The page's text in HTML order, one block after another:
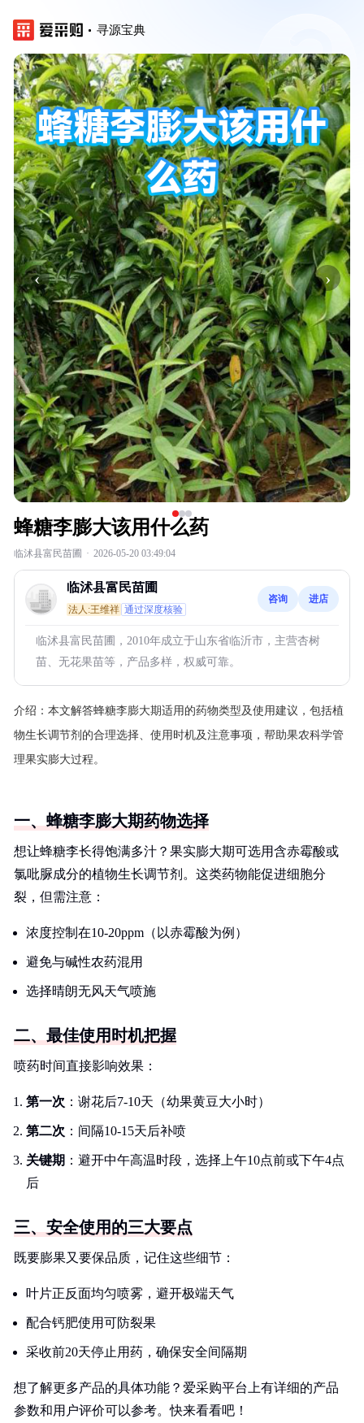
寻源宝典
‹ ›
蜂糖李膨大该用什么药
临沭县富民苗圃 · 2026-05-20 03:49:04
临沭县富民苗圃
法人:王维祥 通过深度核验
咨询 进店
临沭县富民苗圃，2010年成立于山东省临沂市，主营杏树
苗、无花果苗等，产品多样，权威可靠。
介绍： 本文解答蜂糖李膨大期适用的药物类型及使用建议，包括植
物生长调节剂的合理选择、使用时机及注意事项，帮助果农科学管
理果实膨大过程。
一、蜂糖李膨大期药物选择
想让蜂糖李长得饱满多汁？果实膨大期可选用含赤霉酸或
氯吡脲成分的植物生长调节剂。这类药物能促进细胞分
裂，但需注意：
浓度控制在10-20ppm（以赤霉酸为例）
避免与碱性农药混用
选择晴朗无风天气喷施
二、最佳使用时机把握
喷药时间直接影响效果：
第一次 ：谢花后7-10天（幼果黄豆大小时）
第二次 ：间隔10-15天后补喷
关键期 ：避开中午高温时段，选择上午10点前或下午4点
后
三、安全使用的三大要点
既要膨果又要保品质，记住这些细节：
叶片正反面均匀喷雾，避开极端天气
配合钙肥使用可防裂果
采收前20天停止用药，确保安全间隔期
想了解更多产品的具体功能？爱采购平台上有详细的产品
参数和用户评价可以参考。快来看看吧！